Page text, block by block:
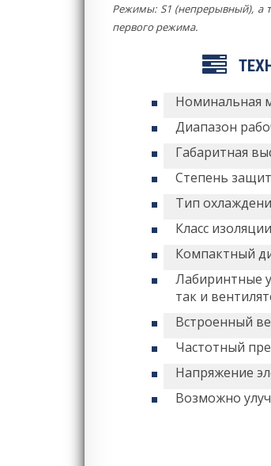
Режимы: S1 (непрерывный), а
первого режима.
Номинальная
Диапазон
Габаритная
Степень
Тип
Класс
Компактный
Лабиринтные
так и
Встроенный
Частотный
Напряжение
Возможно